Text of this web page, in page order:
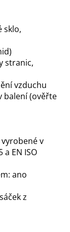
sklo,
stranic,
vzduchu
balení (ověřte
v
EN ISO
ano
z